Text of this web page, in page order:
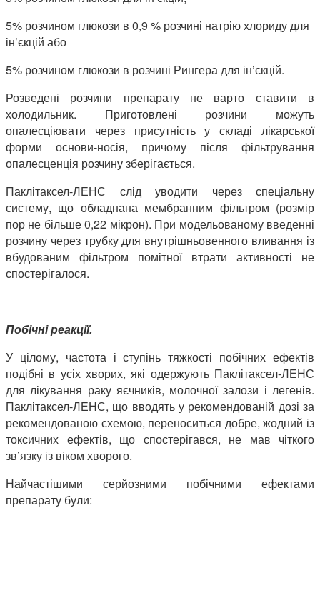
5% розчином глюкози в 0,9 % розчині натрію хлориду для
ін’єкцій або
5% розчином глюкози в розчині Рингера для ін’єкцій.
Розведені розчини препарату не варто ставити в
холодильник. Приготовлені розчини можуть
опалесціювати через присутність у складі лікарської
форми основи-носія, причому після фільтрування
опалесценція розчину зберігається.
Паклітаксел-ЛЕНС слід уводити через спеціальну
систему, що обладнана мембранним фільтром (розмір
пор не більше 0,22 мікрон). При модельованому введенні
розчину через трубку для внутрішньовенного вливання із
вбудованим фільтром помітної втрати активності не
спостерігалося.
Побічні реакції.
У цілому, частота і ступінь тяжкості побічних ефектів
подібні в усіх хворих, які одержують Паклітаксел-ЛЕНС
для лікування раку яєчників, молочної залози і легенів.
Паклітаксел-ЛЕНС, що вводять у рекомендованій дозі за
рекомендованою схемою, переноситься добре, жодний із
токсичних ефектів, що спостерігався, не мав чіткого
зв’язку із віком хворого.
Найчастішими серйозними побічними ефектами
препарату були: